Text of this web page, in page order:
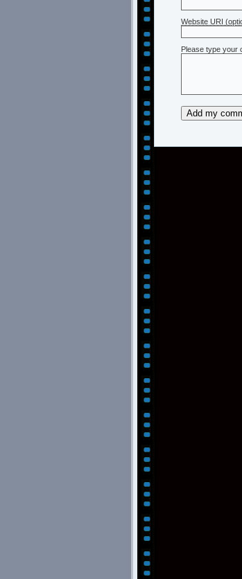
Website URI
Please type your